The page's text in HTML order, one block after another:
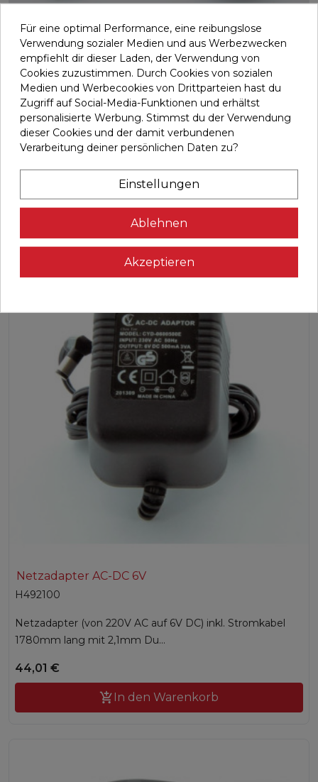
Cup pedal axle group
H492044
Kompletter Satz Lagerschalen für das Tretlager.
Beinhaltet Lagerschalen, Kuge...
Netzadapter AC-DC 6V
H492100
Netzadapter (von 220V AC auf 6V DC) inkl. Stromkabel
1780mm lang mit 2,1mm Du...
44,01 €
 In den Warenkorb
Für eine optimal Performance, eine reibungslose
Verwendung sozialer Medien und aus Werbezwecken
empfiehlt dir dieser Laden, der Verwendung von
Cookies zuzustimmen. Durch Cookies von sozialen
Medien und Werbecookies von Drittparteien hast du
Zugriff auf Social-Media-Funktionen und erhältst
personalisierte Werbung. Stimmst du der Verwendung
dieser Cookies und der damit verbundenen
Verarbeitung deiner persönlichen Daten zu?
Einstellungen
Ablehnen
Akzeptieren